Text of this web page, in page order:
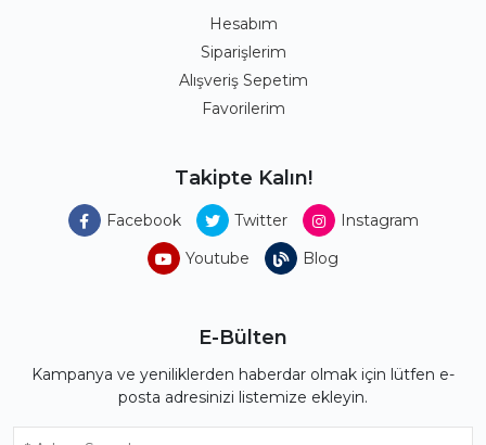
Hesabım
Siparişlerim
Alışveriş Sepetim
Favorilerim
Takipte Kalın!
Facebook Twitter
Instagram
Youtube
Blog
E-Bülten
Kampanya ve yeniliklerden haberdar olmak için lütfen e-
posta adresinizi listemize ekleyin.